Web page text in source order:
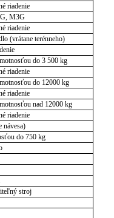
riadenie
M3G
riadenie
(vrátane terénneho)
do 3 500 kg
riadenie
do 12000 kg
riadenie
nad 12000 kg
riadenie
návesa)
do 750 kg
stroj